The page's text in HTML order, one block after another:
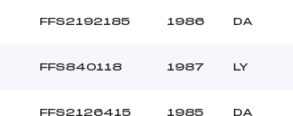
FFS2192185 1986 DA
FFS840118 1987 LY
FFS2126415 1985 DA